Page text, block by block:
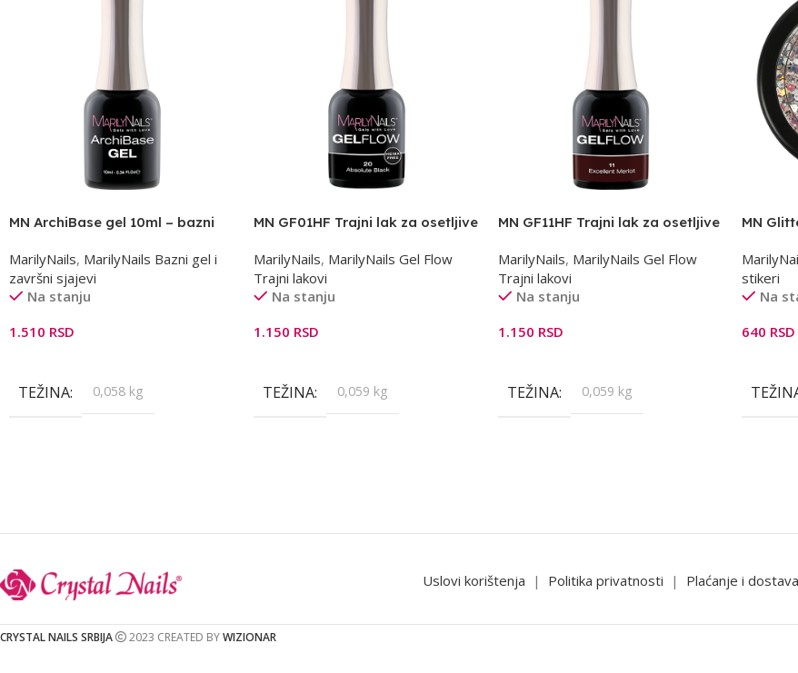
MN ArchiBase gel 10ml – bazni
MarilyNails, MarilyNails Bazni gel i
završni sjajevi
Na stanju
1.510 RSD
TEŽINA 0,058 kg
MN GF01HF Trajni lak za osetljive
MarilyNails, MarilyNails Gel Flow
Trajni lakovi
Na stanju
1.150 RSD
TEŽINA 0,059 kg
MN GF11HF Trajni lak za osetljive
MarilyNails, MarilyNails Gel Flow
Trajni lakovi
Na stanju
1.150 RSD
TEŽINA 0,059 kg
MN
stikeri
Na
640 RSD
Uslovi korištenja | Politika privatnosti | Plaćanje i dostava
CRYSTAL NAILS SRBIJA 2023 CREATED BYWIZIONAR